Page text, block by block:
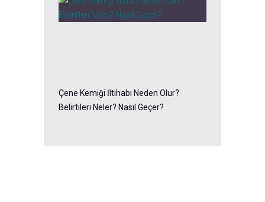
Çene Kemiği İltihabı Neden Olur?
Belirtileri Neler? Nasıl Geçer?